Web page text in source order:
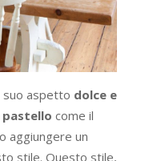
suo aspetto dolce e
pastello come il
aggiungere un
stile. Questo stile,